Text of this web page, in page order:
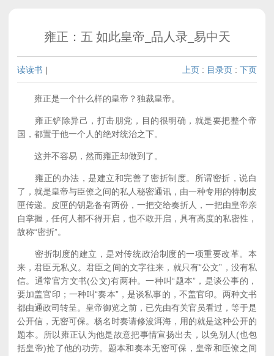
雍正：五 如此皇帝_品人录_易中天
读读书 | 上页 : 目录页 : 下页
雍正是一个什么样的皇帝？独裁皇帝。
雍正铲除异己，打击朋党，目的很明确，就是要把整个帝
国，都置于他一个人的绝对统治之下。
这并不容易，然而雍正却做到了。
雍正的办法，是建立和完善了密折制度。所谓密折，说白
了，就是皇帝与臣僚之间的私人秘密通讯，由一种专用的特制皮
匣传递。皮匣的钥匙备有两份，一把交给奏折人，一把由皇帝亲
自掌握，任何人都不得开启，也不敢开启，具有高度的私密性，
故称“密折”。
密折制度的建立，是对传统政治制度的一项重要改革。本
来，君臣无私义。君臣之间的文字往来，就只有“公文”，没有私
信。通常官方文书(公文)有两种。一种叫“题本”，是谈公事的，
要加盖官印；一种叫“奏本”，是谈私事的，不盖官印。两种文书
都由通政司转呈。皇帝御览之前，已先由有关官员看过，等于是
公开信，无密可保。杨名时奏请修浚洱海，用的就是这种公开的
题本。所以雍正认为他是故意把事情宣扬出去，以免别人(也包
括皇帝)抢了他的功劳。题本和奏本无密可保，皇帝和臣僚之间